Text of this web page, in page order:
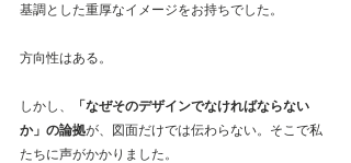
基調とした重厚なイメージをお持ちでした。
方向性はある。
しかし、
「なぜそのデザインでなければならない
か」の論拠が、図面だけでは伝わらない。そこで私
たちに声がかかりました。